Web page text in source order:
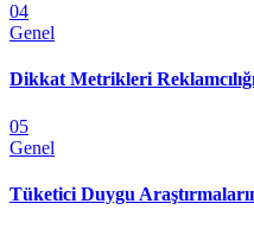
04
Genel
Dikkat Metrikleri
05
Genel
Tüketici Duygu